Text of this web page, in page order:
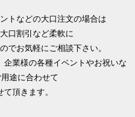
トなどの大口注文の場合は
口割引など柔軟に
でお気軽にご相談下さい。
業様の各種イベントやお祝いな
途に合わせて
頂きます。